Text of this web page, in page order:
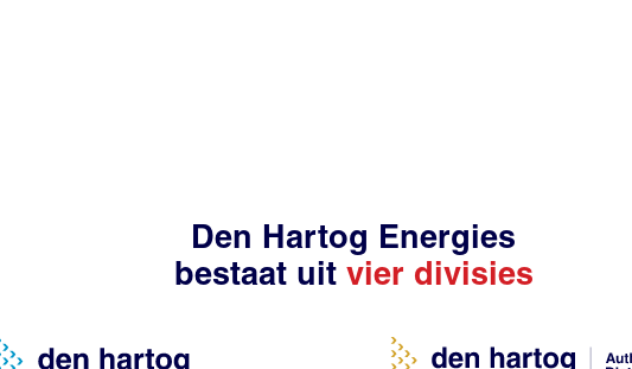
Den Hartog Energies
bestaat uit vier divisies